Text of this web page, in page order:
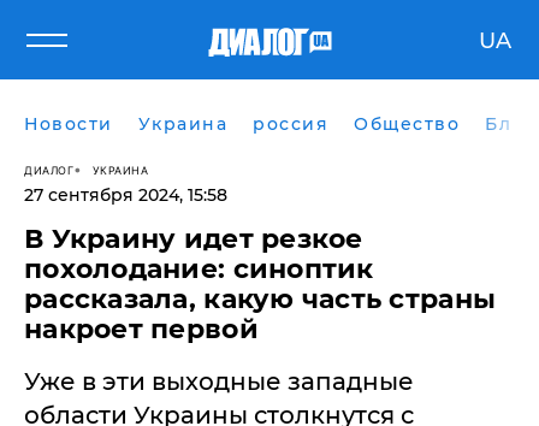
UA
Новости Украина россия Общество
ДИАЛОГ УКРАИНА
27 сентября 2024, 15:58
​В Украину идет резкое
похолодание: синоптик
рассказала, какую часть страны
накроет первой
Уже в эти выходные западные
области Украины столкнутся с